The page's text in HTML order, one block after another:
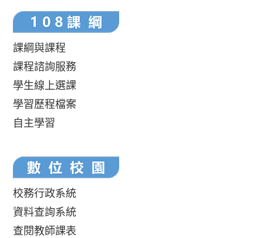
課綱與課程
課程諮詢服務
學生線上選課
學習歷程檔案
自主學習
校務行政系統
資料查詢系統
查閱教師課表